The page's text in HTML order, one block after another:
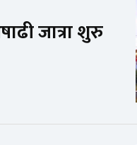
जात्रा शुरु